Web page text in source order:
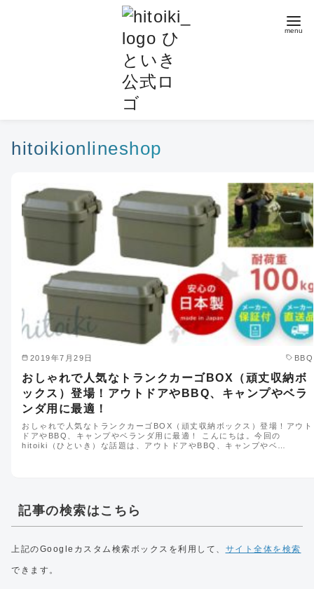
hitoikionlineshop
2019年7月29日 BBQ
おしゃれで人気なトランクカーゴBOX（頑丈収納ボ
ックス）登場！アウトドアやBBQ、キャンプやベラ
ンダ用に最適！
おしゃれで人気なトランクカーゴBOX（頑丈収納ボックス）登場！アウト
ドアやBBQ、キャンプやベランダ用に最適！ こんにちは。今回の
hitoiki（ひといき）な話題は、アウトドアやBBQ、キャンプやベ…
記事の検索はこちら
上記のGoogleカスタム検索ボックスを利用して、 サイト全体を検索
できます。